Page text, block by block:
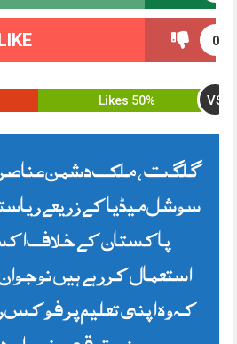
0
50% Likes VS
گلگت ، ملک دشمن
سوشل میڈیا کے زریعے
پاکستان کے خلاف
استعمال کررہے ہیں
کہ وہ اپنی تعلیم پر